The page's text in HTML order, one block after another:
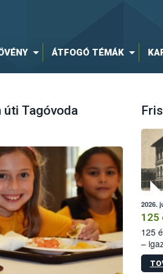
ÁTFOGÓ TÉMÁK
Tagóvoda
2026.
125
125
–
15.